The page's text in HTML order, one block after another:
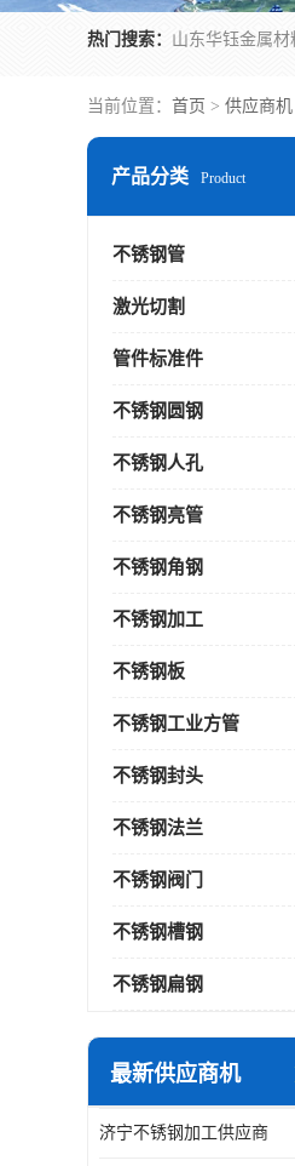
热门搜索：
当前位置： 首页 > 供应商机
产品分类 Product
不锈钢管
激光切割
管件标准件
不锈钢圆钢
不锈钢人孔
不锈钢亮管
不锈钢角钢
不锈钢加工
不锈钢板
不锈钢工业方管
不锈钢封头
不锈钢法兰
不锈钢阀门
不锈钢槽钢
不锈钢扁钢
最新供应商机
济宁不锈钢加工供应商